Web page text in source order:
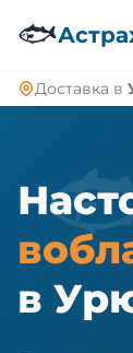
🐟
Доставка в
в